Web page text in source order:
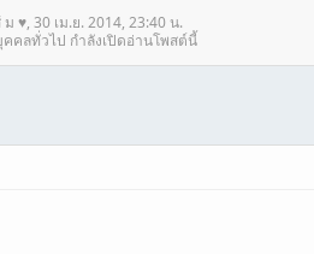
♥, 30 เม.ย. 2014, 23:40 น.
คลทั่วไป กำลังเปิดอ่านโพสต์นี้